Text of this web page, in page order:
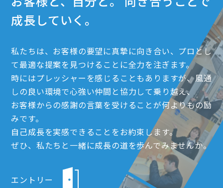
成長していく。
私たちは、お客様の要望に真摯に向き合い、プロとし
て最適な提案を見つけることに全力を注ぎます。
時にはプレッシャーを感じることもありますが、風通
しの良い環境で心強い仲間と協力して乗り越え、
お客様からの感謝の言葉を受けることが何よりもの励
みです。
自己成長を実感できることをお約束します。
ぜひ、私たちと一緒に成長の道を歩んでみませんか。
エントリー